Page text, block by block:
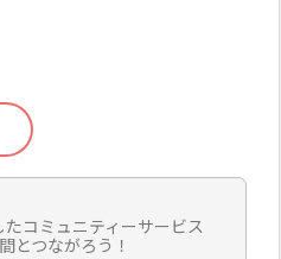
コミュニティーサービス
とつながろう！